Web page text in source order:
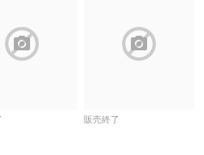
block block
販売終了